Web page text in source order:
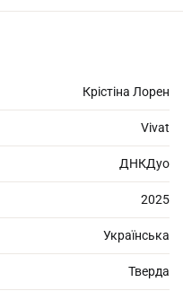
стає дедалі
хоче бачити своїм
є чимось більшим, ніж
Крістіна Лорен
Vivat
ДНКДуо
2025
Українська
Тверда